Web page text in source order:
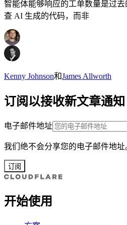
智能体能够响应的工单数量是过
查 AI 生成的代码，而非
Kenny Johnson和James Allworth
订阅以接收新文章通知
电子邮件地址
我们绝不会分享您的电子邮件地址
订阅
开始使用